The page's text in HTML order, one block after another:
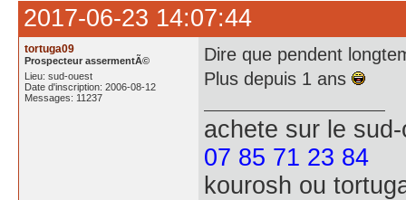
2017-06-23 14:07:44
tortuga09
Prospecteur assermentÃ©
Lieu: sud-ouest
Date d'inscription: 2006-08-12
Messages: 11237
Dire que pendent
Plus depuis 1 ans
achete sur le
07 85 71 23 84
kourosh ou